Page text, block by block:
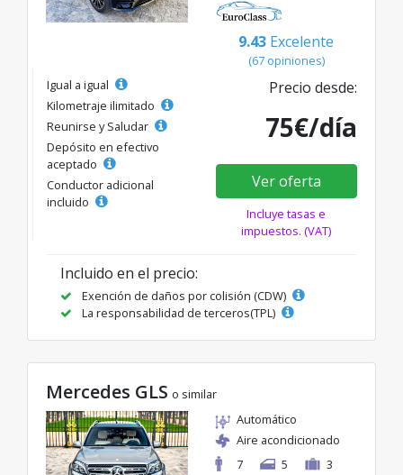
9.43 Excelente
(67 opiniones)
Igual a igual
Kilometraje ilimitado
Reunirse y Saludar
Depósito en efectivo
aceptado
Conductor adicional
incluido
Precio desde:
75€/día
Ver oferta
Incluye tasas e
impuestos. (VAT)
Incluido en el precio:
Exención de daños por colisión (CDW)
La responsabilidad de terceros(TPL)
Mercedes GLS o similar
Automático
Aire acondicionado
7
5 3